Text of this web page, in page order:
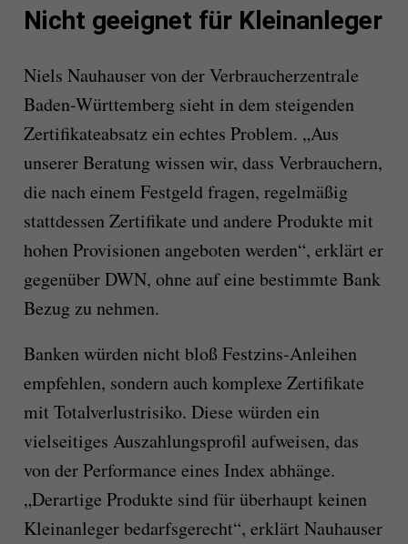
Nicht geeignet für Kleinanleger
Niels Nauhauser von der Verbraucherzentrale
Baden-Württemberg sieht in dem steigenden
Zertifikateabsatz ein echtes Problem. „Aus
unserer Beratung wissen wir, dass Verbrauchern,
die nach einem Festgeld fragen, regelmäßig
stattdessen Zertifikate und andere Produkte mit
hohen Provisionen angeboten werden“, erklärt er
gegenüber DWN, ohne auf eine bestimmte Bank
Bezug zu nehmen.
Banken würden nicht bloß Festzins-Anleihen
empfehlen, sondern auch komplexe Zertifikate
mit Totalverlustrisiko. Diese würden ein
vielseitiges Auszahlungsprofil aufweisen, das
von der Performance eines Index abhänge.
„Derartige Produkte sind für überhaupt keinen
Kleinanleger bedarfsgerecht“, erklärt Nauhauser